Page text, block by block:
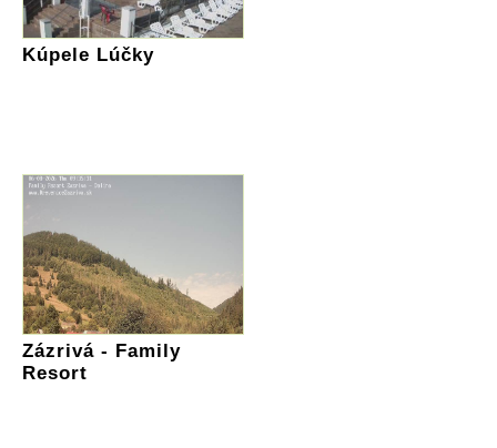
Kúpele Lúčky
Zázrivá - Family
Resort